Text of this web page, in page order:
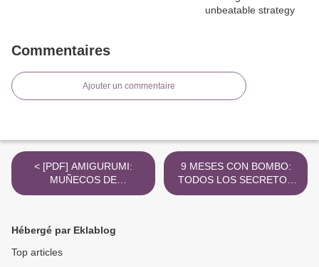
Commentaires
Ajouter un commentaire
< [PDF] AMIGURUMI:
MUÑECOS DE
GANCHILLO descargar
9 MESES CON BOMBO:
TODOS LOS SECRETOS
PARA SOBREVIVIR
Hébergé par Eklablog
Top articles